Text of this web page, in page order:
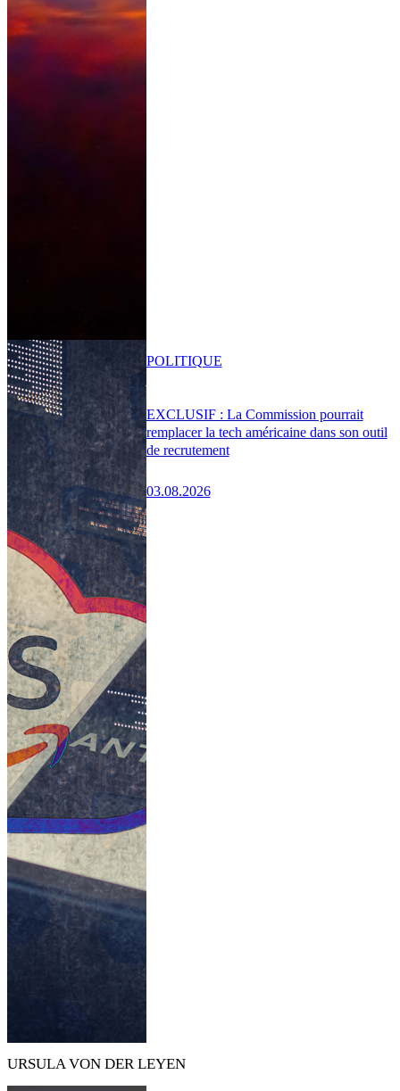
EXCLUSIF : La Commission pourrait
remplacer la tech américaine dans son outil
de recrutement
03.08.2026
POLITIQUE
URSULA VON DER LEYEN